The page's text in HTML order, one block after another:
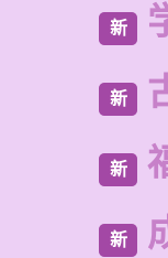
新
新
新
新